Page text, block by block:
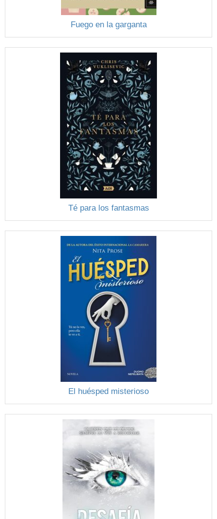
Fuego en la garganta
Té para los fantasmas
El huésped misterioso